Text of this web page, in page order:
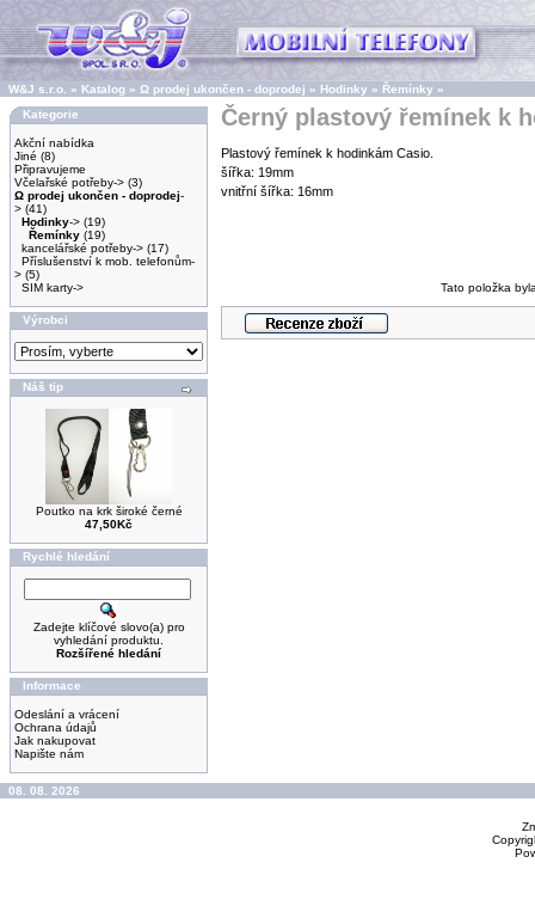
W&J s.r.o. » Katalog » Ω prodej ukončen - doprodej » Hodinky » Řemínky »
Kategorie
Akční nabídka
Jiné (8)
Připravujeme
Včelařské potřeby-> (3)
Ω prodej ukončen - doprodej-
> (41)
Hodinky-> (19)
Řemínky (19)
kancelářské potřeby-> (17)
Příslušenství k mob. telefonům-
> (5)
SIM karty->
Výrobci
Náš tip
Poutko na krk široké černé
47,50Kč
Rychlé hledání
Zadejte klíčové slovo(a) pro
vyhledání produktu.
Rozšířené hledání
Informace
Odeslání a vrácení
Ochrana údajů
Jak nakupovat
Napište nám
Černý plastový řemínek k
Plastový řemínek k hodinkám Casio.
šířka: 19mm
vnitřní šířka: 16mm
Tato položka
08. 08. 2026